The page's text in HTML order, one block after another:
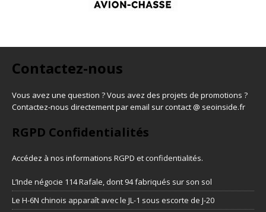
Contactez-nous
Vous avez une question ? Vous avez des projets de promotions ?
Contactez-nous directement par email sur contact @ seoinside.fr
RGPD Confidentialités
Accédez à nos informations RGPD et confidentialités.
L’Inde négocie 114 Rafale, dont 94 fabriqués sur son sol
Le H-6N chinois apparaît avec le JL-1 sous escorte de J-20